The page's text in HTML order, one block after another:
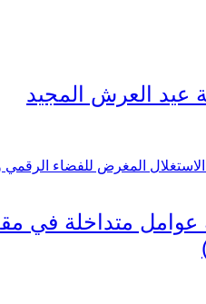
عيد العرش المجيد
عوامل متداخلة في